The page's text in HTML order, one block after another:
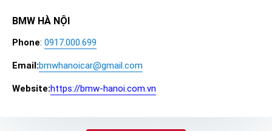
BMW HÀ NỘI
Phone: 0917.000.699
Email:bmwhanoicar@gmail.com
Website:https://bmw-hanoi.com.vn